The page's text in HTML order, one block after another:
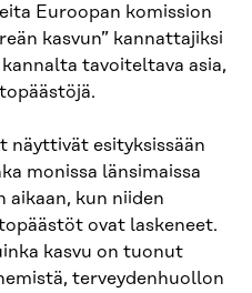
Euroopan komission
kasvun” kannattajiksi
tavoiteltava asia,
näyttivät esityksissään
monissa länsimaissa
aikaan, kun niiden
ovat laskeneet.
kasvu on tuonut
terveydenhuollon